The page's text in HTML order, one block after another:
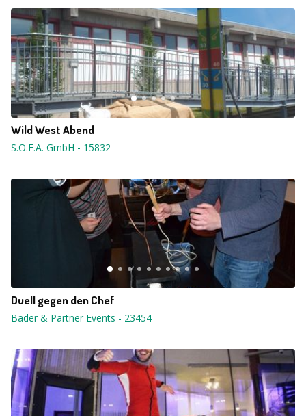
Wild West Abend
S.O.F.A. GmbH - 15832
Duell gegen den Chef
Bader & Partner Events - 23454